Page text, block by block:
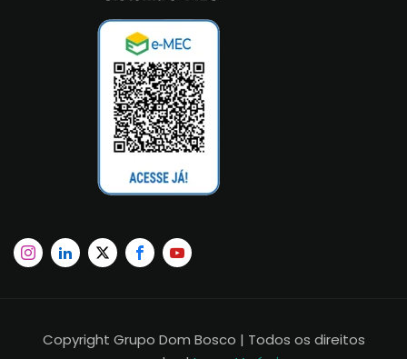
Copyright Grupo Dom Bosco | Todos os direitos